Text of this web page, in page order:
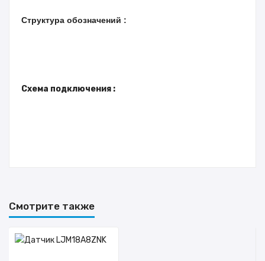
Структура обозначений :
Схема подключения :
Смотрите также